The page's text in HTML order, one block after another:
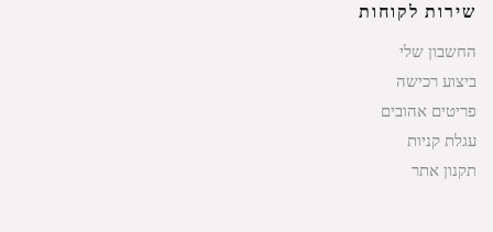
שירות לקוחות
החשבון שלי
ביצוע רכישה
פריטים אהובים
עגלת קניות
תקנון אתר